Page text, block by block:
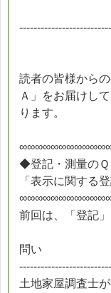
読者の皆様から
Ａ」をお届けし
ります。
◆登記・測量の
「表示に関する
前回は、「登記
問い
土地家屋調査士